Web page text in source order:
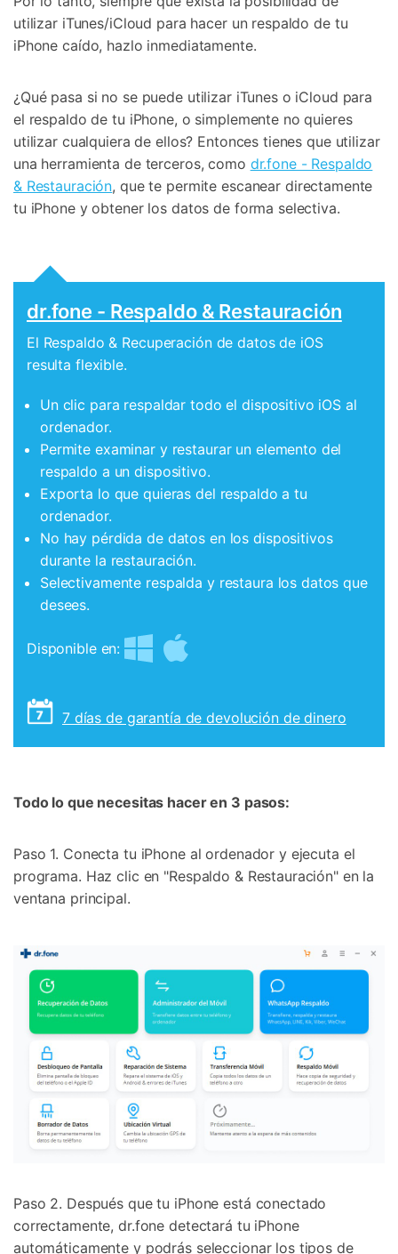
utilizar iTunes/iCloud para hacer un respaldo de tu
iPhone caído, hazlo inmediatamente.
¿Qué pasa si no se puede utilizar iTunes o iCloud para
el respaldo de tu iPhone, o simplemente no quieres
utilizar cualquiera de ellos? Entonces tienes que utilizar
una herramienta de terceros, como dr.fone - Respaldo
& Restauración, que te permite escanear directamente
tu iPhone y obtener los datos de forma selectiva.
dr.fone - Respaldo & Restauración
El Respaldo & Recuperación de datos de iOS
resulta flexible.
Un clic para respaldar todo el dispositivo iOS al
ordenador.
Permite examinar y restaurar un elemento del
respaldo a un dispositivo.
Exporta lo que quieras del respaldo a tu
ordenador.
No hay pérdida de datos en los dispositivos
durante la restauración.
Selectivamente respalda y restaura los datos que
desees.
Disponible en:
7 días de garantía de devolución de dinero
Todo lo que necesitas hacer en 3 pasos:
Paso 1. Conecta tu iPhone al ordenador y ejecuta el
programa. Haz clic en "Respaldo & Restauración" en la
ventana principal.
Paso 2. Después que tu iPhone está conectado
correctamente, dr.fone detectará tu iPhone
automáticamente y podrás seleccionar los tipos de